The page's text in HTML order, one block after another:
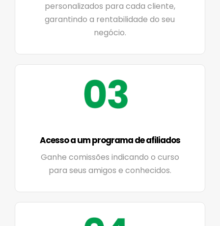
personalizados para cada cliente,
garantindo a rentabilidade do seu
negócio.
Acesso a um programa de afiliados
Ganhe comissões indicando o curso
para seus amigos e conhecidos.